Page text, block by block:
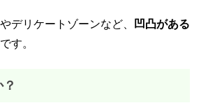
デリケートゾーンなど、
凹凸がある
です。